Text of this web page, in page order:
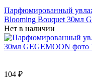
Парфюмированный
Blooming Bouquet 30мл
Нет в наличии
104 ₽